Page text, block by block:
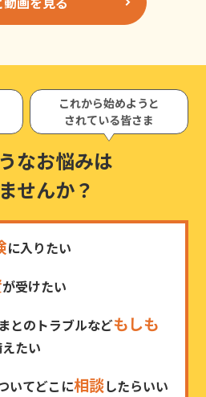
これから始めようと
されている皆さま
なお悩みは
せんか？
に入りたい
が受けたい
とのトラブルなどもしも
たい
いてどこに相談したらいい